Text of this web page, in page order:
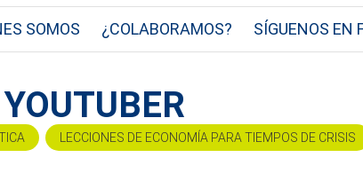
SOMOS ¿COLABORAMOS? SÍGUENOS EN
LECCIONES DE ECONOMÍA PARA TIEMPOS DE CRISIS